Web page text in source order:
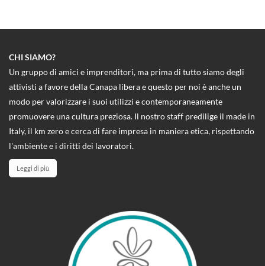
CHI SIAMO?
Un gruppo di amici e imprenditori, ma prima di tutto siamo degli
attivisti a favore della Canapa libera e questo per noi è anche un
modo per valorizzare i suoi utilizzi e contemporaneamente
promuovere una cultura preziosa. Il nostro staff predilige il made in
Italy, il km zero e cerca di fare impresa in maniera etica, rispettando
l'ambiente e i diritti dei lavoratori.
Leggi di più